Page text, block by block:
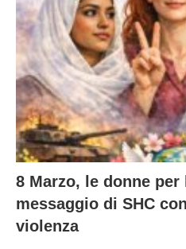
8 Marzo, le donne per
messaggio di SHC
violenza